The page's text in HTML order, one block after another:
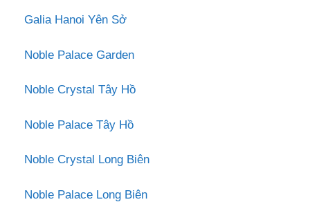
Galia Hanoi Yên Sở
Noble Palace Garden
Noble Crystal Tây Hồ
Noble Palace Tây Hồ
Noble Crystal Long Biên
Noble Palace Long Biên